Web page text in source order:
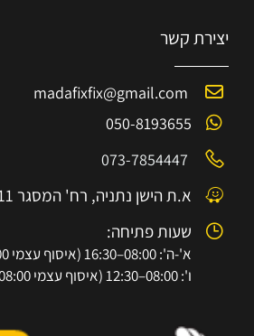
יצירת קשר
madafixfix@gmail.com
050-8193655
073-7854447
א.ת הישן נתניה, רח' המסגר 11
שעות פתיחה:
א'-ה': 08:00–16:30 (איסוף עצמי 08:00–15:30)
ו': 08:00–12:30 (איסוף עצמי 08:00–12:00)